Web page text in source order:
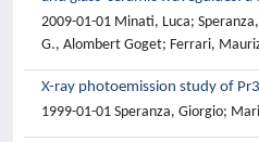
2009-01-01 Minati, Luca;
G., Alombert Goget; Ferrari,
X-ray photoemission study of
1999-01-01 Speranza, Giorgio;